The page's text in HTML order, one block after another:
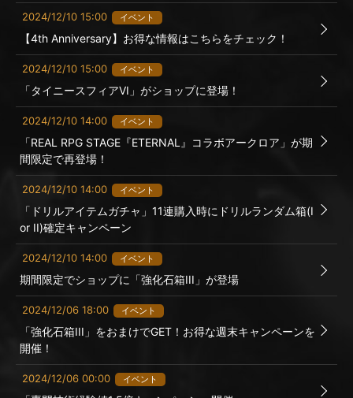
2024/12/10 15:00 イベント
【4th Anniversary】お得な情報はこちらをチェック！
2024/12/10 15:00 イベント
「タイニースフィアVI」がショップに登場！
2024/12/10 14:00 イベント
「REAL RPG STAGE『ETERNAL』コラボアークロア」が期
間限定で再登場！
2024/12/10 14:00 イベント
「ドリルアイテムガチャ」11連購入時にドリルランダム箱(I
or II)確定キャンペーン
2024/12/10 14:00 イベント
期間限定でショップに「強化石箱III」が登場
2024/12/06 18:00 イベント
「強化石箱III」をおまけでGET！お得な週末キャンペーンを
開催！
2024/12/06 00:00 イベント